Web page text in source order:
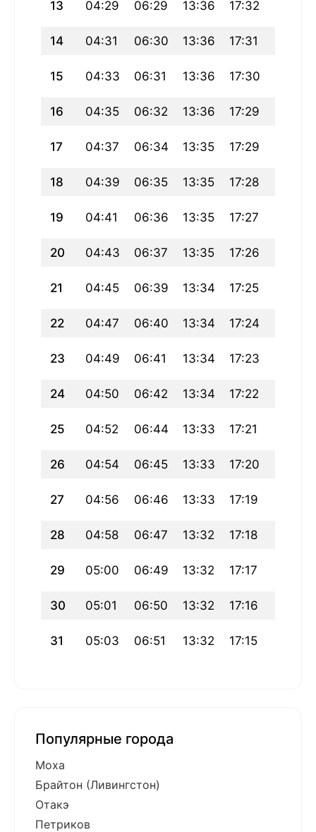
13 04:29 06:29 13:36 17:32
14 04:31 06:30 13:36 17:31
15 04:33 06:31 13:36 17:30
16 04:35 06:32 13:36 17:29
17 04:37 06:34 13:35 17:29
18 04:39 06:35 13:35 17:28
19 04:41 06:36 13:35 17:27
20 04:43 06:37 13:35 17:26
21 04:45 06:39 13:34 17:25
22 04:47 06:40 13:34 17:24
23 04:49 06:41 13:34 17:23
24 04:50 06:42 13:34 17:22
25 04:52 06:44 13:33 17:21
26 04:54 06:45 13:33 17:20
27 04:56 06:46 13:33 17:19
28 04:58 06:47 13:32 17:18
29 05:00 06:49 13:32 17:17
30 05:01 06:50 13:32 17:16
31 05:03 06:51 13:32 17:15
Популярные города
Моха
Брайтон (Ливингстон)
Отакэ
Петриков